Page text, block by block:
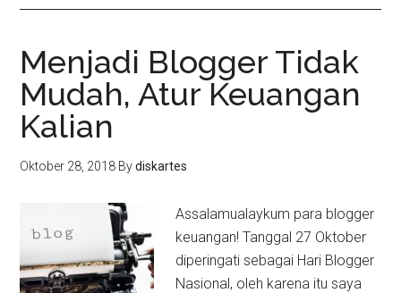
Menjadi Blogger Tidak
Mudah, Atur Keuangan
Kalian
Oktober 28, 2018 Bydiskartes
Assalamualaykum para blogger
keuangan! Tanggal 27 Oktober
diperingati sebagai Hari Blogger
Nasional, oleh karena itu saya